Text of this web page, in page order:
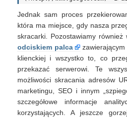
Jednak sam proces
która ma miejsce, gdy nasza
skracarki. Pozostawiamy
odciskiem palca
zawierającym
klienckiej i wszystko to, co
przekazać serwerowi. Te
możliwości skracania adresów
marketingu, SEO i innym
szczegółowe informacje
korzystających. A jeszcze